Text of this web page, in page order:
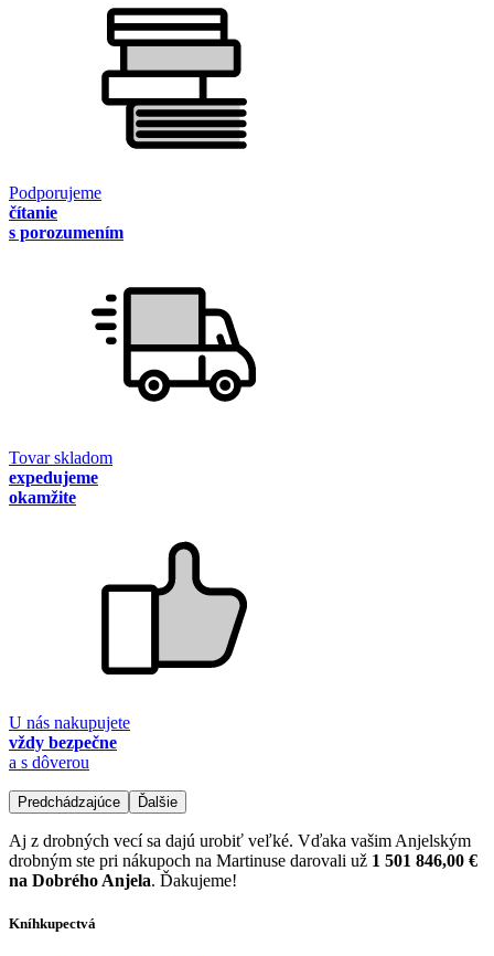
Podporujeme
čítanie
s porozumením
Tovar skladom
expedujeme
okamžite
U nás nakupujete
vždy bezpečne
a s dôverou
Predchádzajúce Ďalšie
Aj z drobných vecí sa dajú urobiť veľké. Vďaka vašim Anjelským
drobným ste pri nákupoch na Martinuse darovali už 1 501 846,00 €
na Dobrého Anjela. Ďakujeme!
Kníhkupectvá